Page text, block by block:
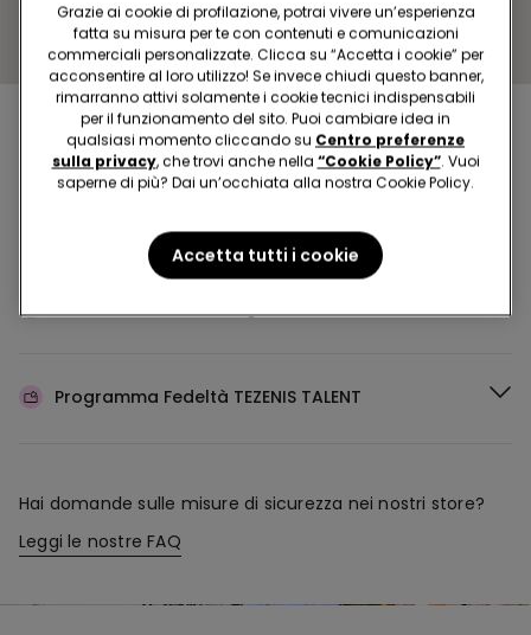
Acquista in negozio e ricevi l’ordine ovunque tu sia
Programma Fedeltà TEZENIS TALENT
Hai domande sulle misure di sicurezza nei nostri store?
Leggi le nostre FAQ
Grazie ai cookie di profilazione, potrai vivere un’esperienza
fatta su misura per te con contenuti e comunicazioni
commerciali personalizzate. Clicca su “Accetta i cookie” per
acconsentire al loro utilizzo! Se invece chiudi questo banner,
rimarranno attivi solamente i cookie tecnici indispensabili
per il funzionamento del sito. Puoi cambiare idea in
qualsiasi momento cliccando su Centro preferenze
sulla privacy, che trovi anche nella “Cookie Policy”. Vuoi
saperne di più? Dai un’occhiata alla nostra Cookie Policy.
Accetta tutti i cookie